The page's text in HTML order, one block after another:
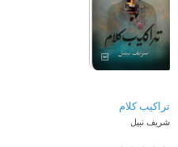
تراكيب كلام
شريف نبيل